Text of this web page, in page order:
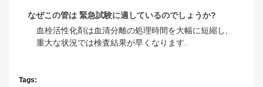
なぜこの管は 緊急試験に適しているのでしょうか?
血栓活性化剤は血清分離の処理時間を大幅に短縮し,
重大な状況では検査結果が早くなります.
Tags: